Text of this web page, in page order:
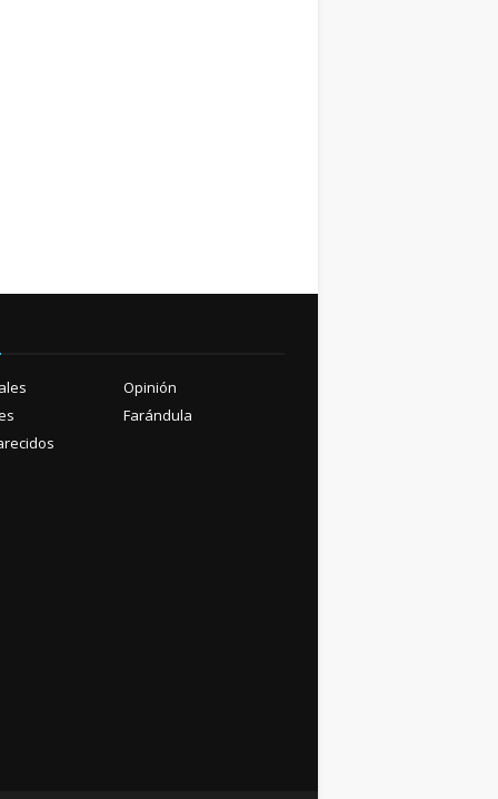
Opinión
Farándula